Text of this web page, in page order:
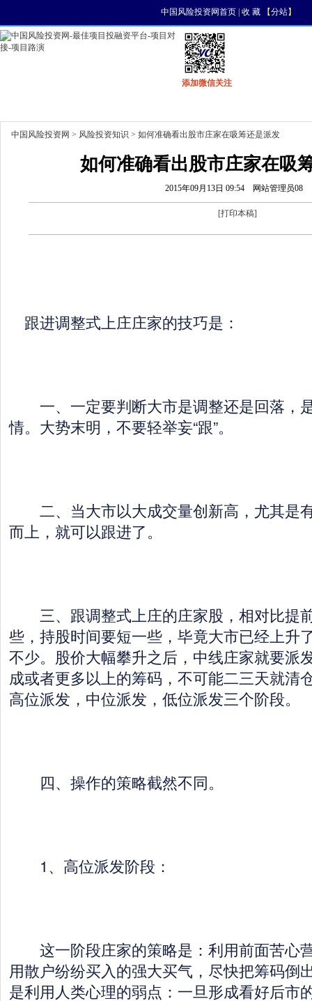
中国风险投资网首页| 收 藏【分站】
添加微信关注
中国风险投资网 > 风险投资知识 > 如何准确看出股市庄家在吸筹还是派发
如何准确看出股市庄家在吸
2015年09月13日 09:54 网站管理员08
[打印本稿]
跟进调整式上庄庄家的技巧是：
一、一定要判断大市是调整还是回落，
情。大势末明，不要轻举妄“跟”。
二、当大市以大成交量创新高，尤其是
而上，就可以跟进了。
三、跟调整式上庄的庄家股，相对比提
些，持股时间要短一些，毕竟大市已经上升
不少。股价大幅攀升之后，中线庄家就要派
成或者更多以上的筹码，不可能二三天就清
高位派发，中位派发，低位派发三个阶段。
四、操作的策略截然不同。
1、高位派发阶段：
这一阶段庄家的策略是：利用前面苦心
用散户纷纷买入的强大买气，尽快把筹码倒
是利用人类心理的弱点：一旦形成看好后市